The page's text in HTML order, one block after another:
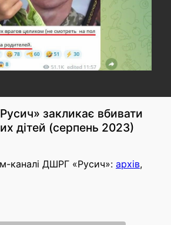
закликає вбивати
дітей (серпень 2023)
каналі ДШРГ «Русич»: архів,